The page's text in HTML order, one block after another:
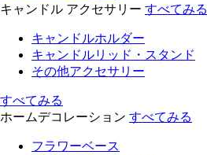
キャンドル アクセサリー すべてみる
キャンドルホルダー
キャンドルリッド・スタンド
その他アクセサリー
すべてみる
ホームデコレーション すべてみる
フラワーベース